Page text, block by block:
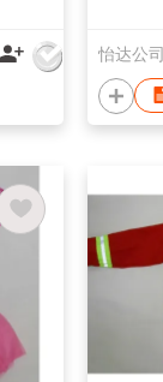
怡达公司